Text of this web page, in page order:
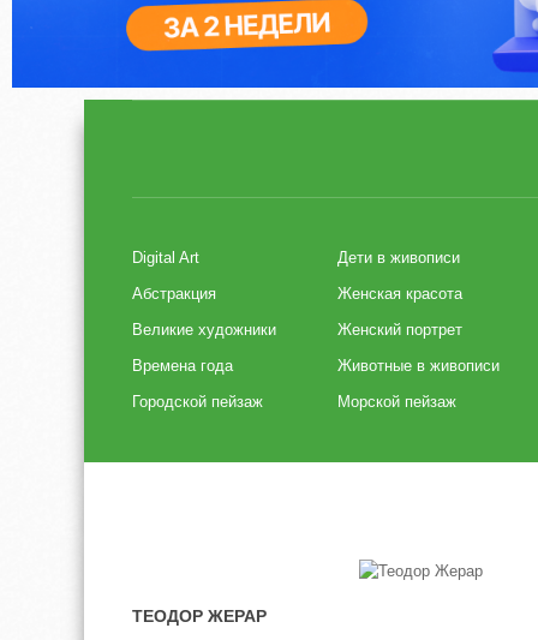
Digital Art
Абстракция
Великие художники
Времена года
Городской пейзаж
Дети в живописи
Женская красота
Женский портрет
Животные в живописи
Морской пейзаж
ТЕОДОР ЖЕРАР